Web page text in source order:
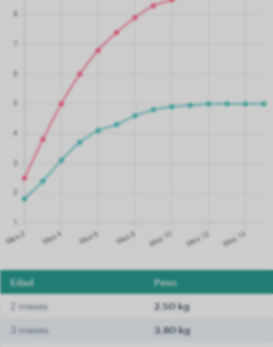
Edad Peso
2 meses 2.50 kg
3 meses 3.80 kg